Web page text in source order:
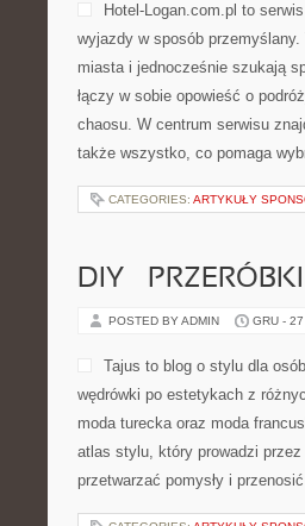
Hotel-Logan.com.pl to
wyjazdy w sposób
miasta i jednocześnie szukają
łączy w sobie opowieść o
chaosu. W centrum serwisu
także wszystko, co pomaga
CATEGORIES: ARTYKUŁY
DIY –
POSTED BY ADMIN GRU -
Tajus to blog o stylu dla
wędrówki po estetykach z
moda turecka oraz moda
atlas stylu, który prowadzi
przetwarzać pomysły i